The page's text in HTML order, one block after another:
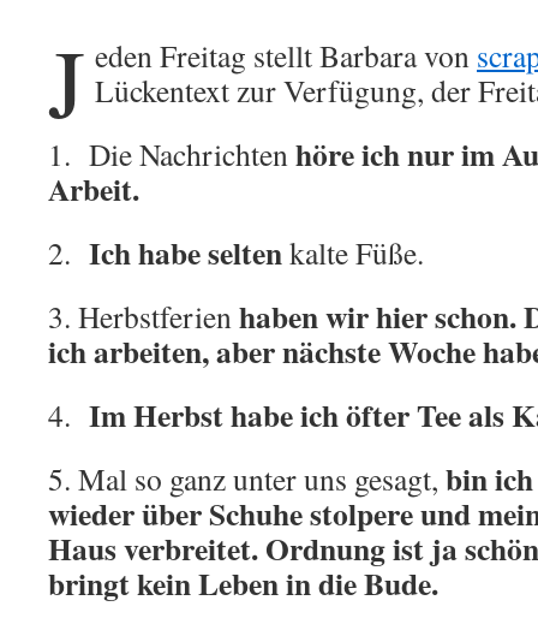
J eden Freitag stellt Barbara von
Lückentext zur Verfügung, der
1. Die Nachrichten höre ich nur im
Arbeit.
2. Ich habe seltenkalte Füße.
3. Herbstferien haben wir hier schon.
ich arbeiten, aber nächste Woche
4. Im Herbst habe ich öfter Tee als
5. Mal so ganz unter uns gesagt, bin
wieder über Schuhe stolpere und
Haus verbreitet. Ordnung ist ja
bringt kein Leben in die Bude.